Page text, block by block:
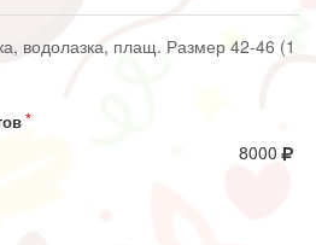
водолазка, плащ. Размер 42-46 (1
8000